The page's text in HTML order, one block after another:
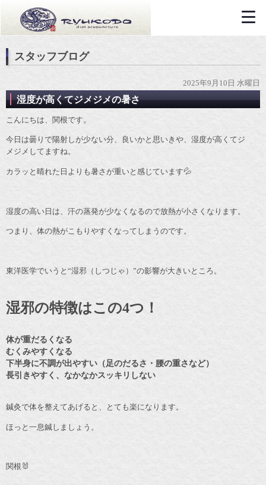
スタッフブログ
2025年9月10日 水曜日
湿度が高くてジメジメの暑さ
こんにちは、関根です。
今日は曇りで陽射しが少ない分、良いかと思いきや、湿度が高くてジ
メジメしてますね。
カラッと晴れた日よりも暑さが重いと感じています💦
湿度の高い日は、汗の蒸発が少なくなるので放熱が小さくなります。
つまり、体の熱がこもりやすくなってしまうのです。
東洋医学でいうと“湿邪（しつじゃ）”の影響が大きいところ。
湿邪の特徴はこの4つ！
体が重だるくなる
むくみやすくなる
下半身に不調が出やすい（足のだるさ・腰の重さなど）
長引きやすく、なかなかスッキリしない
鍼灸で体を整えてあげると、とても楽になります。
ほっと一息鍼しましょう。
関根🐰